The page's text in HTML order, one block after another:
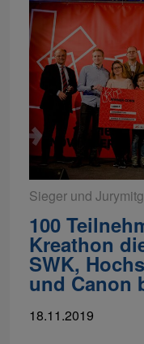
Sieger und
100
Kreathon
SWK,
und Canon
18.11.2019